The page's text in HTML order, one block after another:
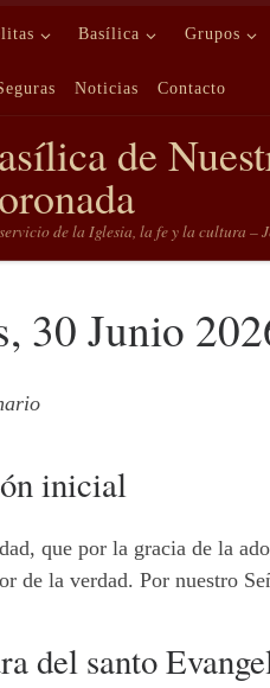
Basílica Grupos
Noticias Contacto
de
de la Iglesia, la fe y la cultura –
30 Junio
inicial
que por la gracia de la
de la verdad. Por nuestro
del santo